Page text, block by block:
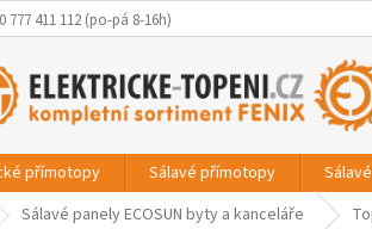
777 411 112 (po-pá 8-16h)
přímotopy Sálavé přímotopy
Sálavé panely ECOSUN byty a kanceláře